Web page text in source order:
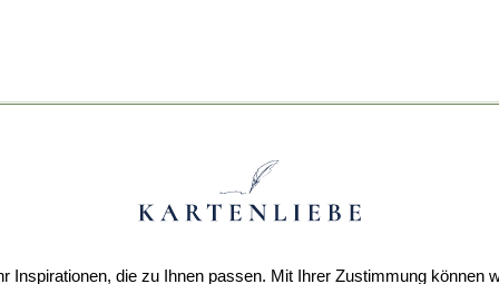
Inspirationen, die zu Ihnen passen. Mit Ihrer Zustimmung können